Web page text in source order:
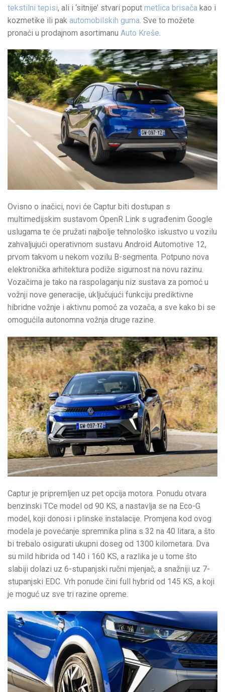
tekstilni tepisi, ali i ‘sitnije’ stvari poput metlica brisača kao i
kozmetike ili pak automobilskih guma . Sve to možete
pronaći u prodajnom asortimanu Auto Kreše
Ovisno o inačici, novi će Captur biti dostupan s
multimedijskim sustavom OpenR Link s ugrađenim Google
uslugama te će pružati najbolje tehnološko iskustvo u vozilu
zahvaljujući operativnom sustavu Android Automotive 12,
prvom takvom u nekom vozilu B-segmenta. Potpuno nova
elektronička arhitektura podiže sigurnost na novu razinu.
Vozačima je tako na raspolaganju niz sustava za pomoć u
vožnji nove generacije, uključujući funkciju prediktivne
hibridne vožnje i aktivnu pomoć za vozača, a sve kako bi se
omogućila autonomna vožnja druge razine.
Captur je pripremljen uz pet opcija motora. Ponudu otvara
benzinski TCe model od 90 KS, a nastavlja se na Eco-G
model, koji donosi i plinske instalacije. Promjena kod ovog
modela je povećanje spremnika plina s 32 na 40 litara, a što
bi trebalo osigurati ukupni doseg od 1300 kilometara. Dva
su mild hibrida od 140 i 160 KS, a razlika je u tome što
slabiji dolazi uz 6-stupanjski ručni mjenjač, a snažniji uz 7-
stupanjski EDC. Vrh ponude čini full hybrid od 145 KS, a koji
je moguć uz sve tri razine opreme.